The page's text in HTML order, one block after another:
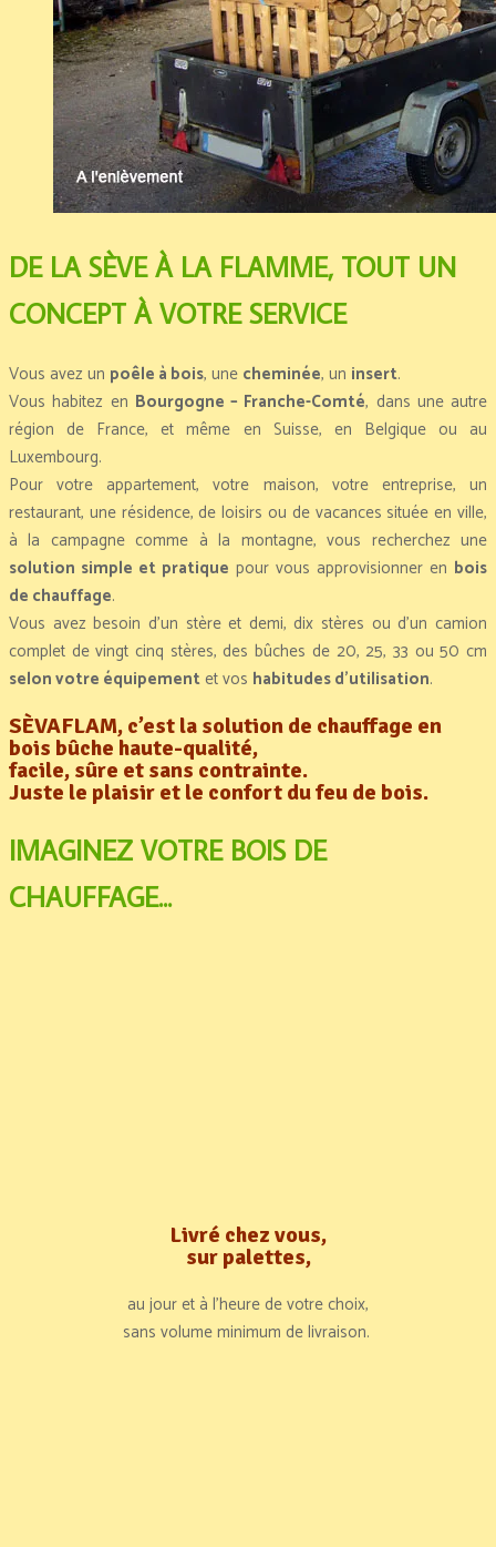
DE LA SÈVE À LA FLAMME, TOUT UN
CONCEPT À VOTRE SERVICE
Vous avez un poêle à bois, une cheminée, un insert.
Vous habitez en Bourgogne – Franche-Comté, dans une autre
région de France, et même en Suisse, en Belgique ou au
Luxembourg.
Pour votre appartement, votre maison, votre entreprise, un
restaurant, une résidence, de loisirs ou de vacances située en ville,
à la campagne comme à la montagne, vous recherchez une
solution simple et pratique pour vous approvisionner en bois
de chauffage.
Vous avez besoin d’un stère et demi, dix stères ou d’un camion
complet de vingt cinq stères, des bûches de 20, 25, 33 ou 50 cm
selon votre équipement et vos habitudes d’utilisation.
SÈVAFLAM, c’est la solution de chauffage en
bois bûche haute-qualité,
facile, sûre et sans contrainte.
Juste le plaisir et le confort du feu de bois.
IMAGINEZ VOTRE BOIS DE
CHAUFFAGE...
Livré chez vous,
sur palettes,
au jour et à l’heure de votre choix,
sans volume minimum de livraison.